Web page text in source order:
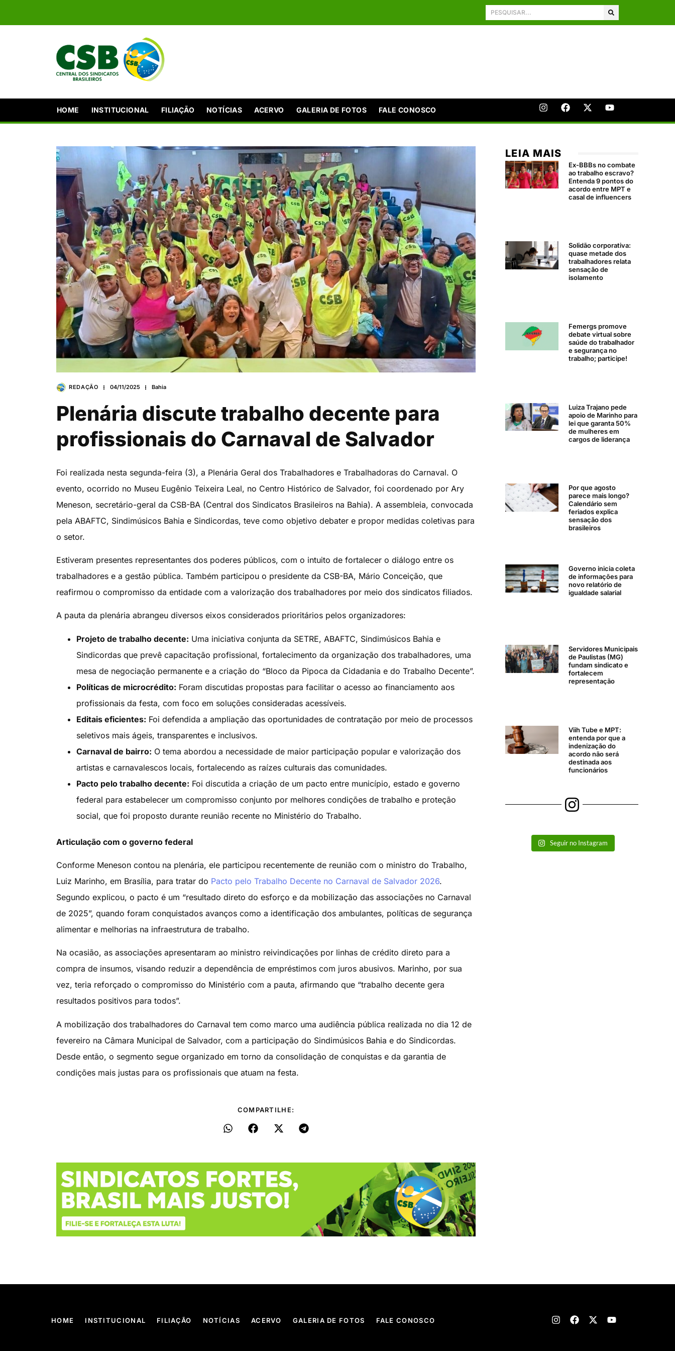
HOME INSTITUCIONAL FILIAÇÃO NOTÍCIAS ACERVO GALERIA DE FOTOS FALE CONOSCO
REDAÇÃO 04/11/2025 Bahia
Plenária discute trabalho decente para
profissionais do Carnaval de Salvador
Foi realizada nesta segunda-feira (3), a Plenária Geral dos Trabalhadores e Trabalhadoras do Carnaval. O
evento, ocorrido no Museu Eugênio Teixeira Leal, no Centro Histórico de Salvador, foi coordenado por Ary
Meneson, secretário-geral da CSB-BA (Central dos Sindicatos Brasileiros na Bahia). A assembleia, convocada
pela ABAFTC, Sindimúsicos Bahia e Sindicordas, teve como objetivo debater e propor medidas coletivas para
o setor.
Estiveram presentes representantes dos poderes públicos, com o intuito de fortalecer o diálogo entre os
trabalhadores e a gestão pública. Também participou o presidente da CSB-BA, Mário Conceição, que
reafirmou o compromisso da entidade com a valorização dos trabalhadores por meio dos sindicatos filiados.
A pauta da plenária abrangeu diversos eixos considerados prioritários pelos organizadores:
Projeto de trabalho decente: Uma iniciativa conjunta da SETRE, ABAFTC, Sindimúsicos Bahia e
Sindicordas que prevê capacitação profissional, fortalecimento da organização dos trabalhadores, uma
mesa de negociação permanente e a criação do “Bloco da Pipoca da Cidadania e do Trabalho Decente”.
Políticas de microcrédito: Foram discutidas propostas para facilitar o acesso ao financiamento aos
profissionais da festa, com foco em soluções consideradas acessíveis.
Editais eficientes: Foi defendida a ampliação das oportunidades de contratação por meio de processos
seletivos mais ágeis, transparentes e inclusivos.
Carnaval de bairro: O tema abordou a necessidade de maior participação popular e valorização dos
artistas e carnavalescos locais, fortalecendo as raízes culturais das comunidades.
Pacto pelo trabalho decente: Foi discutida a criação de um pacto entre município, estado e governo
federal para estabelecer um compromisso conjunto por melhores condições de trabalho e proteção
social, que foi proposto durante reunião recente no Ministério do Trabalho.
Articulação com o governo federal
Conforme Meneson contou na plenária, ele participou recentemente de reunião com o ministro do Trabalho,
Luiz Marinho, em Brasília, para tratar do Pacto pelo Trabalho Decente no Carnaval de Salvador 2026.
Segundo explicou, o pacto é um “resultado direto do esforço e da mobilização das associações no Carnaval
de 2025”, quando foram conquistados avanços como a identificação dos ambulantes, políticas de segurança
alimentar e melhorias na infraestrutura de trabalho.
Na ocasião, as associações apresentaram ao ministro reivindicações por linhas de crédito direto para a
compra de insumos, visando reduzir a dependência de empréstimos com juros abusivos. Marinho, por sua
vez, teria reforçado o compromisso do Ministério com a pauta, afirmando que “trabalho decente gera
resultados positivos para todos”.
A mobilização dos trabalhadores do Carnaval tem como marco uma audiência pública realizada no dia 12 de
fevereiro na Câmara Municipal de Salvador, com a participação do Sindimúsicos Bahia e do Sindicordas.
Desde então, o segmento segue organizado em torno da consolidação de conquistas e da garantia de
condições mais justas para os profissionais que atuam na festa.
COMPARTILHE:
LEIA MAIS
Ex-BBBs no combate
ao trabalho escravo?
Entenda 9 pontos do
acordo entre MPT e
casal de influencers
Solidão corporativa:
quase metade dos
trabalhadores relata
sensação de
isolamento
Femergs promove
debate virtual sobre
saúde do trabalhador
e segurança no
trabalho; participe!
Luiza Trajano pede
apoio de Marinho para
lei que garanta 50%
de mulheres em
cargos de liderança
Por que agosto
parece mais longo?
Calendário sem
feriados explica
sensação dos
brasileiros
Governo inicia coleta
de informações para
novo relatório de
igualdade salarial
Servidores Municipais
de Paulistas (MG)
fundam sindicato e
fortalecem
representação
Viih Tube e MPT:
entenda por que a
indenização do
acordo não será
destinada aos
funcionários
Seguir no Instagram
HOME INSTITUCIONAL FILIAÇÃO NOTÍCIAS ACERVO GALERIA DE FOTOS FALE CONOSCO